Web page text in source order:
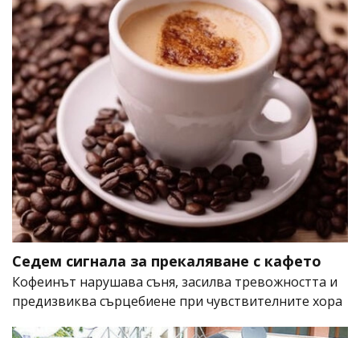
Седем сигнала за прекаляване с кафето
Кофеинът нарушава съня, засилва тревожността и
предизвиква сърцебиене при чувствителните хора